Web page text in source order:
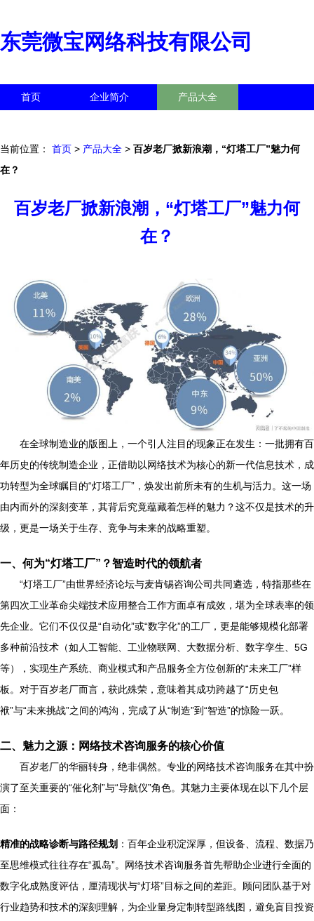
东莞微宝网络科技有限公司
首页 企业简介 产品大全
当前位置： 首页 > 产品大全 > 百岁老厂掀新浪潮，“灯塔工厂”魅力何
在？
百岁老厂掀新浪潮，“灯塔工厂”魅力何
在？
在全球制造业的版图上，一个引人注目的现象正在发生：一批拥有百
年历史的传统制造企业，正借助以网络技术为核心的新一代信息技术，成
功转型为全球瞩目的“灯塔工厂”，焕发出前所未有的生机与活力。这一场
由内而外的深刻变革，其背后究竟蕴藏着怎样的魅力？这不仅是技术的升
级，更是一场关于生存、竞争与未来的战略重塑。
一、何为“灯塔工厂”？智造时代的领航者
“灯塔工厂”由世界经济论坛与麦肯锡咨询公司共同遴选，特指那些在
第四次工业革命尖端技术应用整合工作方面卓有成效，堪为全球表率的领
先企业。它们不仅仅是“自动化”或“数字化”的工厂，更是能够规模化部署
多种前沿技术（如人工智能、工业物联网、大数据分析、数字孪生、5G
等），实现生产系统、商业模式和产品服务全方位创新的“未来工厂”样
板。对于百岁老厂而言，获此殊荣，意味着其成功跨越了“历史包
袱”与“未来挑战”之间的鸿沟，完成了从“制造”到“智造”的惊险一跃。
二、魅力之源：网络技术咨询服务的核心价值
百岁老厂的华丽转身，绝非偶然。专业的网络技术咨询服务在其中扮
演了至关重要的“催化剂”与“导航仪”角色。其魅力主要体现在以下几个层
面：
精准的战略诊断与路径规划 ：百年企业积淀深厚，但设备、流程、数据乃
至思维模式往往存在“孤岛”。网络技术咨询服务首先帮助企业进行全面的
数字化成熟度评估，厘清现状与“灯塔”目标之间的差距。顾问团队基于对
行业趋势和技术的深刻理解，为企业量身定制转型路线图，避免盲目投资